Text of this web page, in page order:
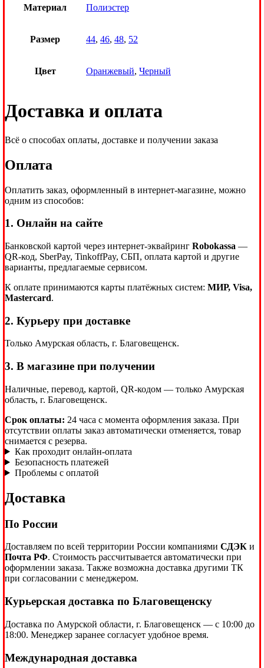
Материал Полиэстер
Размер 44, 46, 48, 52
Цвет Оранжевый, Черный
Доставка и оплата
Всё о способах оплаты, доставке и получении заказа
Оплата
Оплатить заказ, оформленный в интернет-магазине, можно
одним из способов:
1. Онлайн на сайте
Банковской картой через интернет-эквайринг Robokassa —
QR-код, SberPay, TinkoffPay, СБП, оплата картой и другие
варианты, предлагаемые сервисом.
К оплате принимаются карты платёжных систем: МИР, Visa,
Mastercard.
2. Курьеру при доставке
Только Амурская область, г. Благовещенск.
3. В магазине при получении
Наличные, перевод, картой, QR-кодом — только Амурская
область, г. Благовещенск.
Срок оплаты: 24 часа с момента оформления заказа. При
отсутствии оплаты заказ автоматически отменяется, товар
снимается с резерва.
Как проходит онлайн-оплата
Безопасность платежей
Проблемы с оплатой
Доставка
По России
Доставляем по всей территории России компаниями СДЭК и
Почта РФ. Стоимость рассчитывается автоматически при
оформлении заказа. Также возможна доставка другими ТК
при согласовании с менеджером.
Курьерская доставка по Благовещенску
Доставка по Амурской области, г. Благовещенск — с 10:00 до
18:00. Менеджер заранее согласует удобное время.
Международная доставка